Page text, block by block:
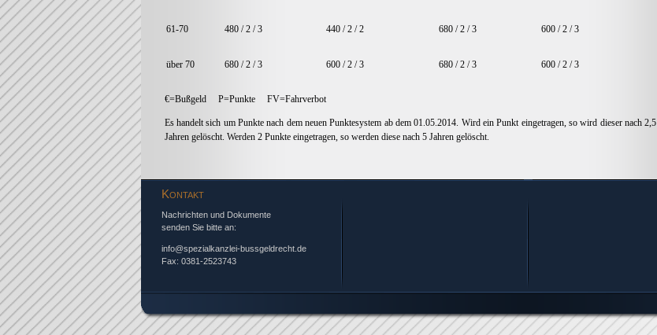
61-70 480 / 2 / 3 440 / 2 / 2 680 / 2 / 3 600 / 2 / 3
über 70 680 / 2 / 3 600 / 2 / 3 680 / 2 / 3 600 / 2 / 3
€=Bußgeld P=Punkte FV=Fahrverbot
Es handelt sich um Punkte nach dem neuen Punktesystem ab dem 01.05.2014. Wird ein Punkt eingetragen, so wird dieser nach 2,5
Jahren gelöscht. Werden 2 Punkte eingetragen, so werden diese nach 5 Jahren gelöscht.
Kontakt
Nachrichten und Dokumente
senden Sie bitte an:
info@spezialkanzlei-bussgeldrecht.de
Fax: 0381-2523743